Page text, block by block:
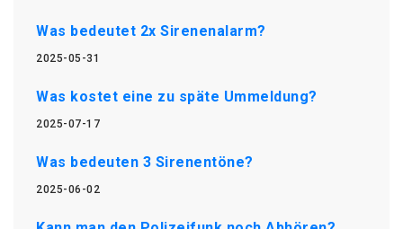
Was bedeutet 2x Sirenenalarm?
2025-05-31
Was kostet eine zu späte Ummeldung?
2025-07-17
Was bedeuten 3 Sirenentöne?
2025-06-02